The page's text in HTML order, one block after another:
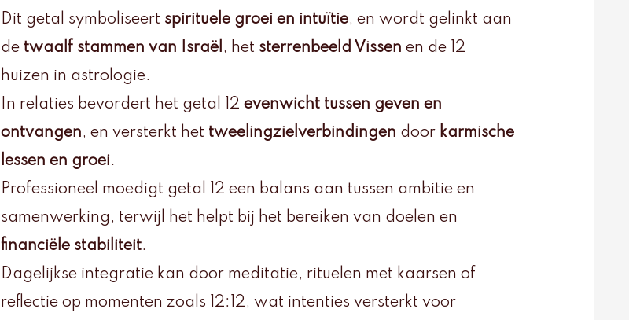
Dit getal symboliseert spirituele groei en intuïtie, en wordt gelinkt aan
de twaalf stammen van Israël , het sterrenbeeld Vissen en de 12
huizen in astrologie.
In relaties bevordert het getal 12 evenwicht tussen geven en
ontvangen, en versterkt het tweelingzielverbindingen door karmische
lessen en groei.
Professioneel moedigt getal 12 een balans aan tussen ambitie en
samenwerking, terwijl het helpt bij het bereiken van doelen en
financiële stabiliteit.
Dagelijkse integratie kan door meditatie, rituelen met kaarsen of
reflectie op momenten zoals 12:12, wat intenties versterkt voor